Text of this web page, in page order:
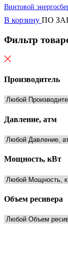
Винтовой
В корзину ПО
Фильтр
Производитель
Давление, атм
Мощность, кВт
Объем ресивера